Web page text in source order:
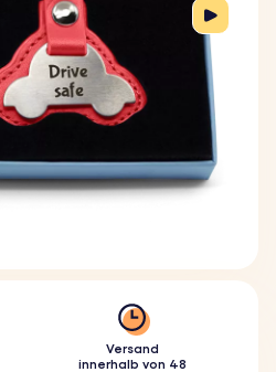
Versand
innerhalb von 48